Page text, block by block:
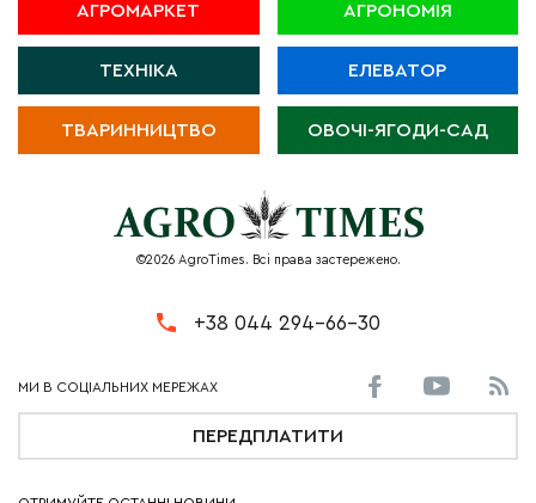
АГРОМАРКЕТ АГРОНОМІЯ
ТЕХНІКА ЕЛЕВАТОР
ТВАРИННИЦТВО ОВОЧІ-ЯГОДИ-САД
©2026 AgroTimes. Всі права застережено.
+38 044 294-66-30
ПЕРЕДПЛАТИТИ